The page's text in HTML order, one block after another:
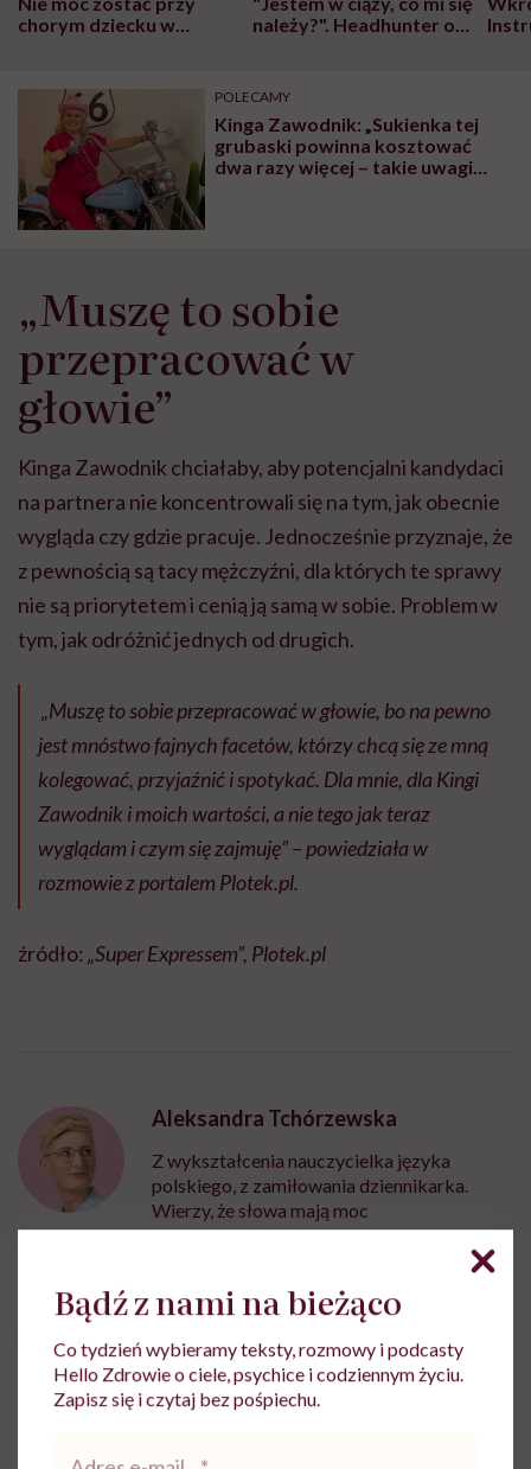
chorym dziecku w
może chyba tylko
głupota i brak
wyobraźni"
należy?". Headhunter o
pracy
POLECAMY
Kinga Zawodnik: „Sukienka tej
grubaski powinna kosztować
dwa razy więcej – takie uwagi
„Muszę to sobie
przepracować w
głowie”
Kinga Zawodnik chciałaby, aby potencjalni kandydaci
na partnera nie koncentrowali się na tym, jak obecnie
wygląda czy gdzie pracuje. Jednocześnie przyznaje, że
z pewnością są tacy mężczyźni, dla których te sprawy
nie są priorytetem i cenią ją samą w sobie. Problem w
tym, jak odróżnić jednych od drugich.
„Muszę to sobie przepracować w głowie, bo na pewno
jest mnóstwo fajnych facetów, którzy chcą się ze mną
kolegować, przyjaźnić i spotykać. Dla mnie, dla Kingi
Zawodnik i moich wartości, a nie tego jak teraz
wyglądam i czym się zajmuję” – powiedziała w
rozmowie z portalem Plotek.pl.
źródło: „Super Expressem”, Plotek.pl
Aleksandra Tchórzewska
Z wykształcenia nauczycielka języka
polskiego, z zamiłowania dziennikarka.
Wierzy, że słowa mają moc
Udostępnij
Bądź z nami na bieżąco
Co tydzień wybieramy teksty, rozmowy i podcasty
Hello Zdrowie o ciele, psychice i codziennym życiu.
Zapisz się i czytaj bez pośpiechu.